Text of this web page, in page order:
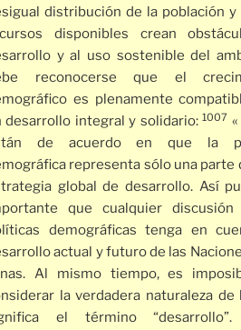
distribución de la población y
disponibles crean
y al uso sostenible del
reconocerse que el
es plenamente
desarrollo integral y solidario:1007
de acuerdo en que la
representa sólo una parte
global de desarrollo. Así
que cualquier discusión
demográficas tenga en
actual y futuro de las
Al mismo tiempo, es
la verdadera naturaleza de
el término “desarrollo”.